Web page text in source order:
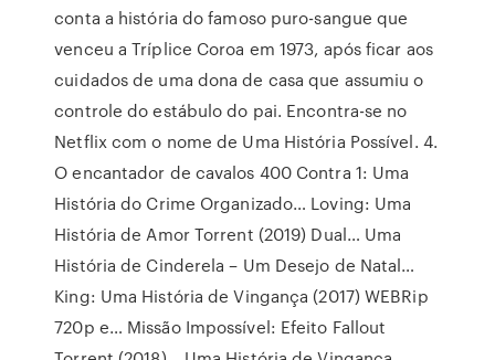
conta a história do famoso puro-sangue que
venceu a Tríplice Coroa em 1973, após ficar aos
cuidados de uma dona de casa que assumiu o
controle do estábulo do pai. Encontra-se no
Netflix com o nome de Uma História Possível. 4.
O encantador de cavalos 400 Contra 1: Uma
História do Crime Organizado… Loving: Uma
História de Amor Torrent (2019) Dual… Uma
História de Cinderela – Um Desejo de Natal…
King: Uma História de Vingança (2017) WEBRip
720p e… Missão Impossível: Efeito Fallout